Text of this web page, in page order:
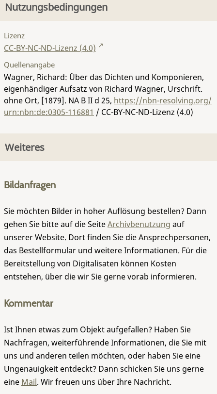
Nutzungsbedingungen
Lizenz
CC-BY-NC-ND-Lizenz (4.0)
Quellenangabe
Wagner, Richard: Über das Dichten und Komponieren,
eigenhändiger Aufsatz von Richard Wagner, Urschrift.
ohne Ort, [1879]. NA B II d 25, https://nbn-resolving.org/
urn:nbn:de:0305-116881 / CC-BY-NC-ND-Lizenz (4.0)
Weiteres
Bildanfragen
Sie möchten Bilder in hoher Auflösung bestellen? Dann
gehen Sie bitte auf die SeiteArchivbenutzung auf
unserer Website. Dort finden Sie die Ansprechpersonen,
das Bestellformular und weitere Informationen. Für die
Bereitstellung von Digitalisaten können Kosten
entstehen, über die wir Sie gerne vorab informieren.
Kommentar
Ist Ihnen etwas zum Objekt aufgefallen? Haben Sie
Nachfragen, weiterführende Informationen, die Sie mit
uns und anderen teilen möchten, oder haben Sie eine
Ungenauigkeit entdeckt? Dann schicken Sie uns gerne
eine Mail. Wir freuen uns über Ihre Nachricht.